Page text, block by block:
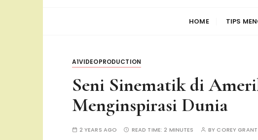
HOME TIPS
A1VIDEOPRODUCTION
Seni Sinematik di
Menginspirasi Dunia
2 YEARS AGO READ TIME:2 MINUTES BY COREY GRANT